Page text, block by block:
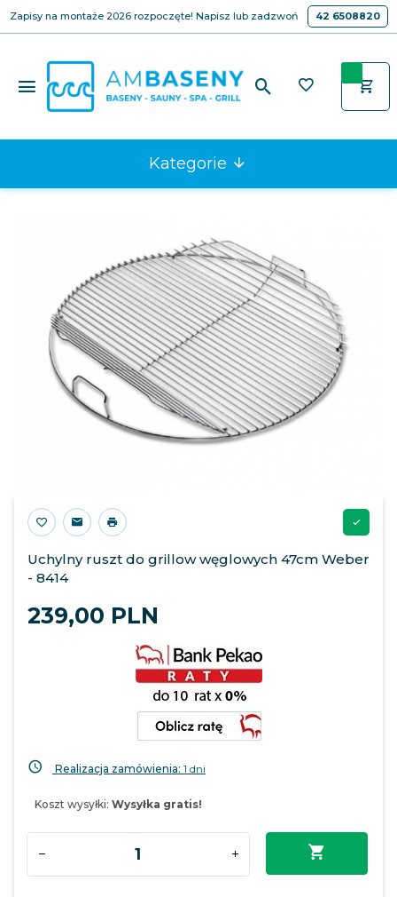
Zapisy na montaże 2026 rozpoczęte! Napisz lub zadzwoń 42 6508820
Kategorie
Uchylny ruszt do grillow węglowych 47cm Weber
- 8414
239,00 PLN
Realizacja zamówienia: 1 dni
Koszt wysyłki: Wysyłka gratis!